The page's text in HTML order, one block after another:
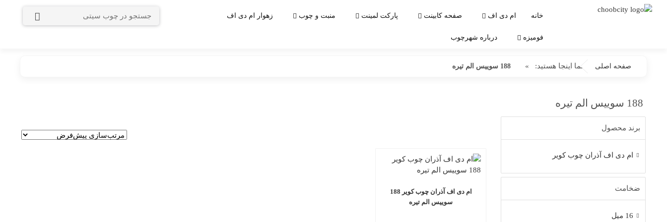
خانه ام دی اف صفحه کابینت پارکت لمینت منبت و چوب زهوار ام دی اف
فومیزه درباره شهرچوب
شما اینجا هستید: صفحه اصلی » 188 سوییس الم تیره
188 سوییس الم تیره
برند محصول
ام دی اف آذران چوب کویر
ضخامت
16 میل
ام دی اف آذران چوب کویر 188
سوییس الم تیره